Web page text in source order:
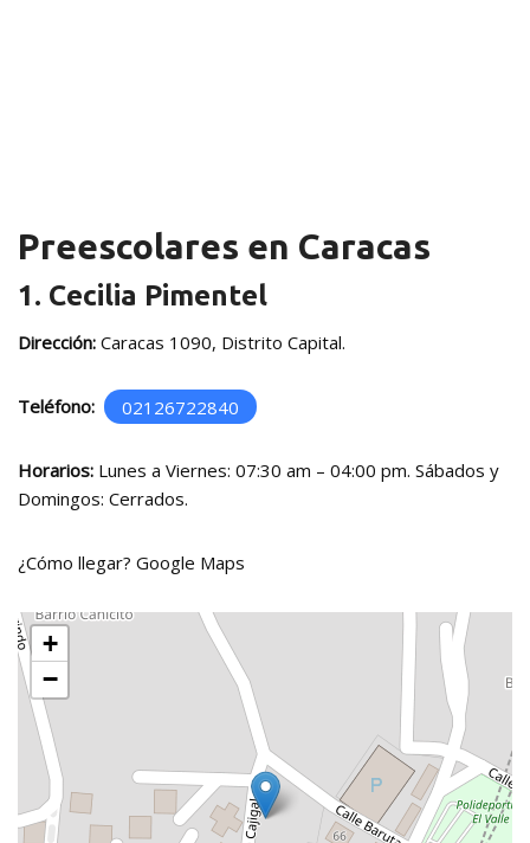
Preescolares en Caracas
1. Cecilia Pimentel
Dirección: Caracas 1090, Distrito Capital.
Teléfono: 02126722840
Horarios: Lunes a Viernes: 07:30 am – 04:00 pm. Sábados y
Domingos: Cerrados.
¿Cómo llegar? Google Maps
+
−